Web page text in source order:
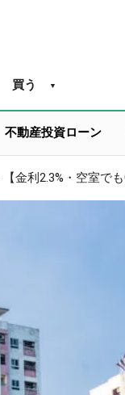
買う
不動産投資ローン